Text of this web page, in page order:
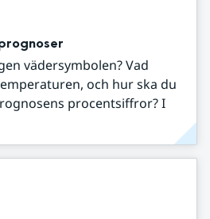
vädersymbolen? Vad
och hur ska du
procentsiffror? I